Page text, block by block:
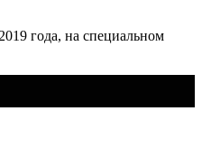
года, на специальном